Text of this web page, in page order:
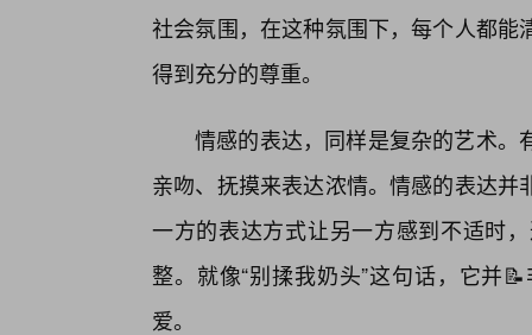
社会氛围，在这种氛围下，每个人都
得到充分的尊重。
情感的表达，同样是复杂的艺术。
亲吻、抚摸来表达浓情。情感的表达
一方的表达方式让另一方感到不适时
整。就像“别揉我奶头”这句话，它并
爱。